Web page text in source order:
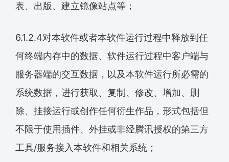
表、出版、建立镜像站点等；
6.1.2.4对本软件或者本软件运行过程中释放到任
何终端内存中的数据、软件运行过程中客户端与
服务器端的交互数据，以及本软件运行所必需的
系统数据，进行获取、复制、修改、增加、删
除、挂接运行或创作任何衍生作品，形式包括但
不限于使用插件、外挂或非经腾讯授权的第三方
工具/服务接入本软件和相关系统；